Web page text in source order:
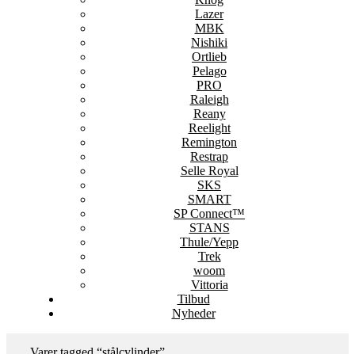
Lazer
MBK
Nishiki
Ortlieb
Pelago
PRO
Raleigh
Reany
Reelight
Remington
Restrap
Selle Royal
SKS
SMART
SP Connect™
STANS
Thule/Yepp
Trek
woom
Vittoria
Tilbud
Nyheder